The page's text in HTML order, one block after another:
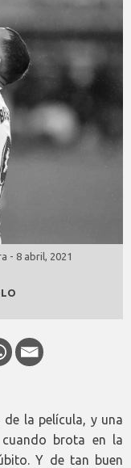
- 8 abril, 2021
de la película, y una
brota en la
Y de tan buen